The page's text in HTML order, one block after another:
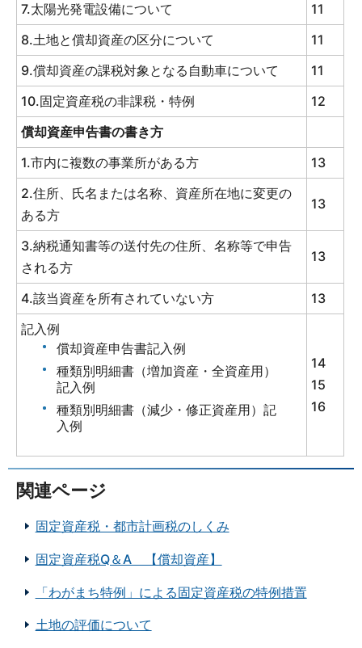
7.太陽光発電設備について
11
8.土地と償却資産の区分について
11
9.償却資産の課税対象となる自動車について
11
10.固定資産税の非課税・特例
12
償却資産申告書の書き方
1.市内に複数の事業所がある方
13
2.住所、氏名または名称、資産所在地に変更の
ある方
13
3.納税通知書等の送付先の住所、名称等で申告
される方
13
4.該当資産を所有されていない方
13
記入例
償却資産申告書記入例
種類別明細書（増加資産・全資産用）
記入例
種類別明細書（減少・修正資産用）記
入例
14
15
16
関連ページ
固定資産税・都市計画税のしくみ
固定資産税Q＆A 【償却資産】
「わがまち特例」による固定資産税の特例措置
土地の評価について